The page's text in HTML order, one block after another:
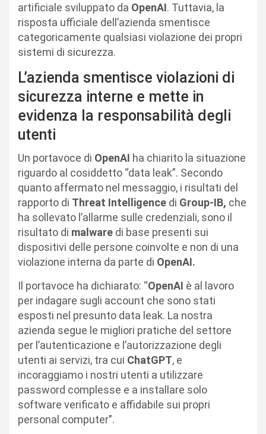
artificiale sviluppato da OpenAI. Tuttavia, la
risposta ufficiale dell’azienda smentisce
categoricamente qualsiasi violazione dei propri
sistemi di sicurezza.
L’azienda smentisce violazioni di
sicurezza interne e mette in
evidenza la responsabilità degli
utenti
Un portavoce di OpenAI ha chiarito la situazione
riguardo al cosiddetto “data leak”. Secondo
quanto affermato nel messaggio, i risultati del
rapporto di Threat Intelligence di Group-IB, che
ha sollevato l’allarme sulle credenziali, sono il
risultato di malware di base presenti sui
dispositivi delle persone coinvolte e non di una
violazione interna da parte di OpenAI.
Il portavoce ha dichiarato: “OpenAI è al lavoro
per indagare sugli account che sono stati
esposti nel presunto data leak. La nostra
azienda segue le migliori pratiche del settore
per l’autenticazione e l’autorizzazione degli
utenti ai servizi, tra cui ChatGPT, e
incoraggiamo i nostri utenti a utilizzare
password complesse e a installare solo
software verificato e affidabile sui propri
personal computer”.